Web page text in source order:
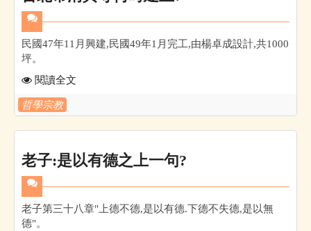
民國47年11月興建,民國49年1月完工,由楊卓成設計,共1000
坪。
閱讀全文
哲學宗教
老子:是以有德之上一句?
老子第三十八章"上德不德,是以有德.下德不失德,是以無
德"。